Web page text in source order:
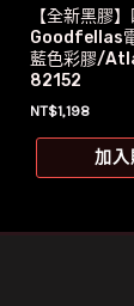
【全新黑膠
Goodfellas
藍色彩膠/
82152
NT$1,198
加